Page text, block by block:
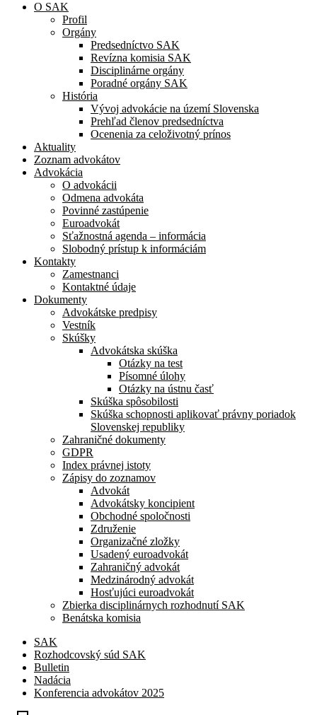
O SAK
Profil
Orgány
Predsedníctvo SAK
Revízna komisia SAK
Disciplinárne orgány
Poradné orgány SAK
História
Vývoj advokácie na území Slovenska
Prehľad členov predsedníctva
Ocenenia za celoživotný prínos
Aktuality
Zoznam advokátov
Advokácia
O advokácii
Odmena advokáta
Povinné zastúpenie
Euroadvokát
Sťažnostná agenda – informácia
Slobodný prístup k informáciám
Kontakty
Zamestnanci
Kontaktné údaje
Dokumenty
Advokátske predpisy
Vestník
Skúšky
Advokátska skúška
Otázky na test
Písomné úlohy
Otázky na ústnu časť
Skúška spôsobilosti
Skúška schopnosti aplikovať právny poriadok
Slovenskej republiky
Zahraničné dokumenty
GDPR
Index právnej istoty
Zápisy do zoznamov
Advokát
Advokátsky koncipient
Obchodné spoločnosti
Združenie
Organizačné zložky
Usadený euroadvokát
Zahraničný advokát
Medzinárodný advokát
Hosťujúci euroadvokát
Zbierka disciplinárnych rozhodnutí SAK
Benátska komisia
SAK
Rozhodcovský súd SAK
Bulletin
Nadácia
Konferencia advokátov 2025